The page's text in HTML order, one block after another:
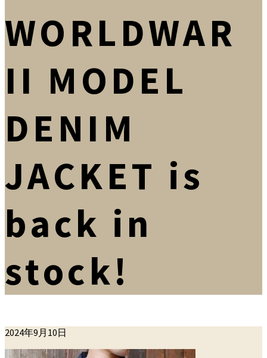
WORLDWAR
II MODEL
DENIM
JACKET is
back in
stock!
公
2024年9月10日